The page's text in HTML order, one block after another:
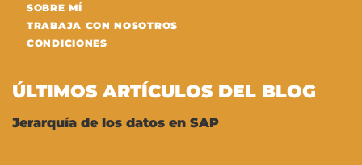
SOBRE MÍ
TRABAJA CON NOSOTROS
CONDICIONES
ÚLTIMOS ARTÍCULOS DEL BLOG
Jerarquía de los datos en SAP